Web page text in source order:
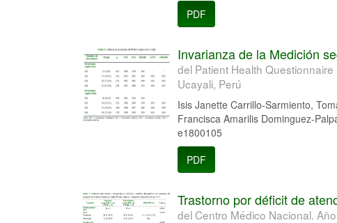
PDF
Invarianza de la Medición
del Patient Health
Ucayali, Perú
Isis Janette Carrillo-Sarmiento,
Francisca Amarilis Dominguez-
e1800105
PDF
Trastorno por déficit de
del Centro Médico Nacional.